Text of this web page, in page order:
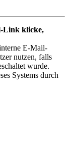
Link klicke,
E-Mail-
nutzen, falls
wurde.
Systems durch